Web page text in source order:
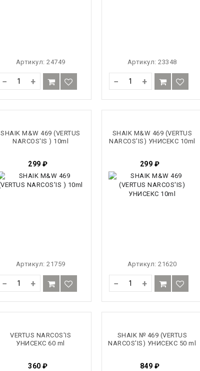
Артикул:24749
− +
Артикул:23348
− +
SHAIK M&W 469 (VERTUS
NARCOS'IS ) 10ml
299 ₽
Артикул:21759
− +
SHAIK M&W 469 (VERTUS
NARCOS'IS) УНИСЕКС 10ml
299 ₽
Артикул:21620
− +
VERTUS NARCOS'IS
УНИСЕКС 60 ml
360 ₽
SHAIK № 469 (VERTUS
NARCOS'IS) УНИСЕКС 50 ml
849 ₽